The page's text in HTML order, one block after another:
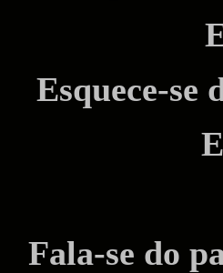
Esquece-se
Fala-se do